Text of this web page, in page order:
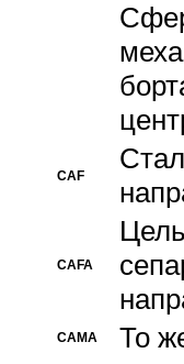
CAF
CAFA
CAMA То